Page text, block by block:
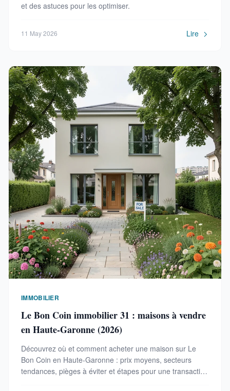
et des astuces pour les optimiser.
11 May 2026 Lire
IMMOBILIER
Le Bon Coin immobilier 31 : maisons à vendre
en Haute-Garonne (2026)
Découvrez où et comment acheter une maison sur Le
Bon Coin en Haute-Garonne : prix moyens, secteurs
tendances, pièges à éviter et étapes pour une transaction